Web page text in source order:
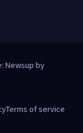
Newsup by
Terms of service